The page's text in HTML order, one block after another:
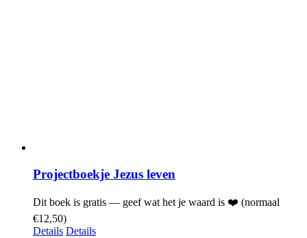
Projectboekje Jezus leven
Dit boek is gratis — geef wat het je waard is ❤️ (normaal
€12,50)
Details Details